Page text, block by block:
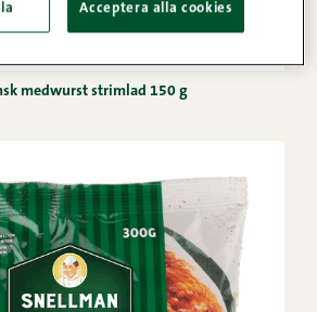
medwurst strimlad 150 g
Acceptera alla cookies